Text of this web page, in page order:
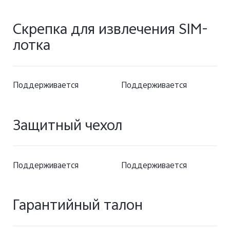
Скрепка для извлечения SIM-
лотка
Поддерживается Поддерживается
Защитный чехол
Поддерживается Поддерживается
Гарантийный талон